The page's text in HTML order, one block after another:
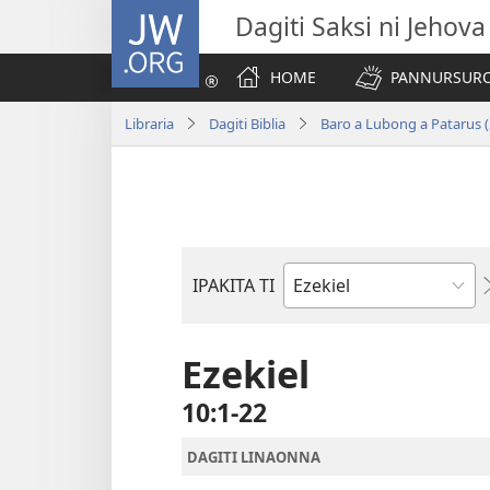
JW.ORG Dagiti Saksi ni Jehova
HOME
Libraria Dagiti Biblia Baro a Lubong a Patarus
IPAKITA TI
Libro
Biblia
Ezekiel
10:1-22
DAGITI LINAONNA